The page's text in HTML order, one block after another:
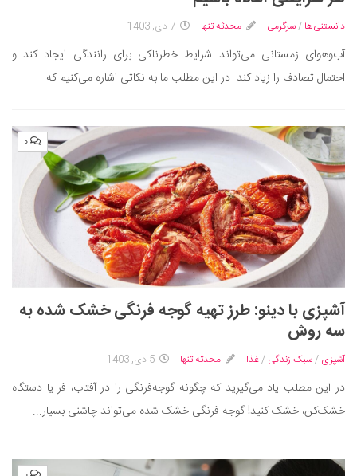
دانستنی‌ها /سرگرمی محدثه تنها 7 دی, 1403
آب‌وهوای زمستانی می‌تواند شرایط خطرناکی برای رانندگی ایجاد کند و
احتمال تصادف را زیاد کند. در این مطلب ما به نکاتی اشاره می‌کنیم که...
۰
آشپزی با دینو: طرز تهیه گوجه فرنگی خشک شده به
سه روش
آشپزی /سبک زندگی /غذا محدثه تنها 5 دی, 1403
در این مطلب یاد می‌گیرید که چگونه گوجه‌فرنگی‌ را در آفتاب، فر یا دستگاه
خشک‌کن، خشک کنید! گوجه فرنگی خشک شده می‌تواند چاشنی بسیار...